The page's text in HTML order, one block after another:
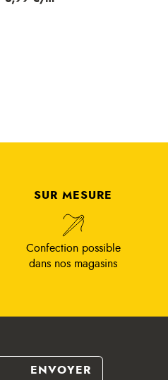
SUR MESURE
Confection possible
dans nos magasins